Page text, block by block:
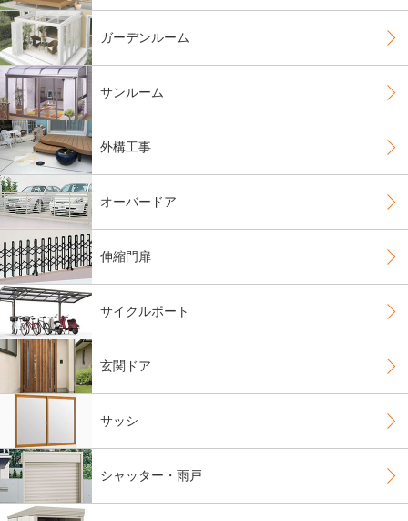
ガーデンルーム
サンルーム
外構工事
オーバードア
伸縮門扉
サイクルポート
玄関ドア
サッシ
シャッター・雨戸